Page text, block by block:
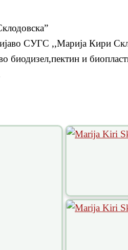
СУГС ,,Марија Кири
биодизел,пектин и